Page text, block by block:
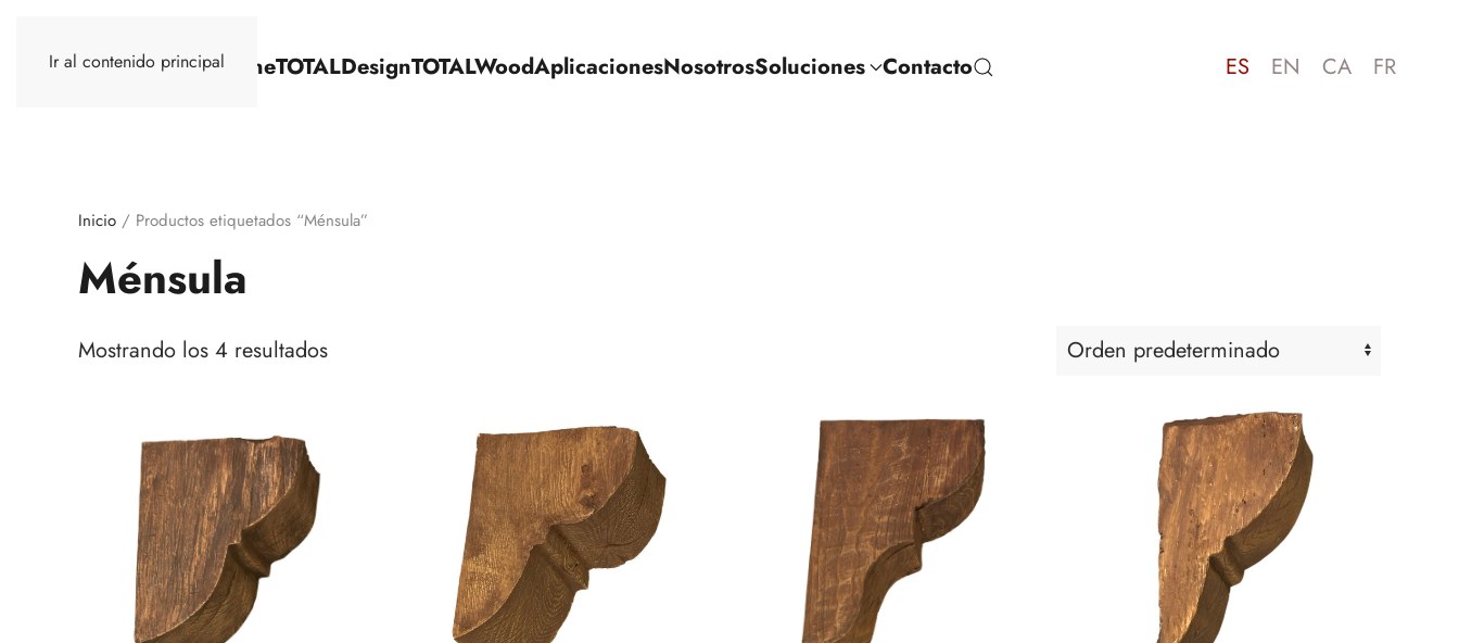
Ir al contenido principal
TOTALStoneTOTALDesignTOTALWoodAplicacionesNosotrosSoluciones Contacto ES EN CA FR
Inicio / Productos etiquetados “Ménsula”
Ménsula
Mostrando los 4 resultados